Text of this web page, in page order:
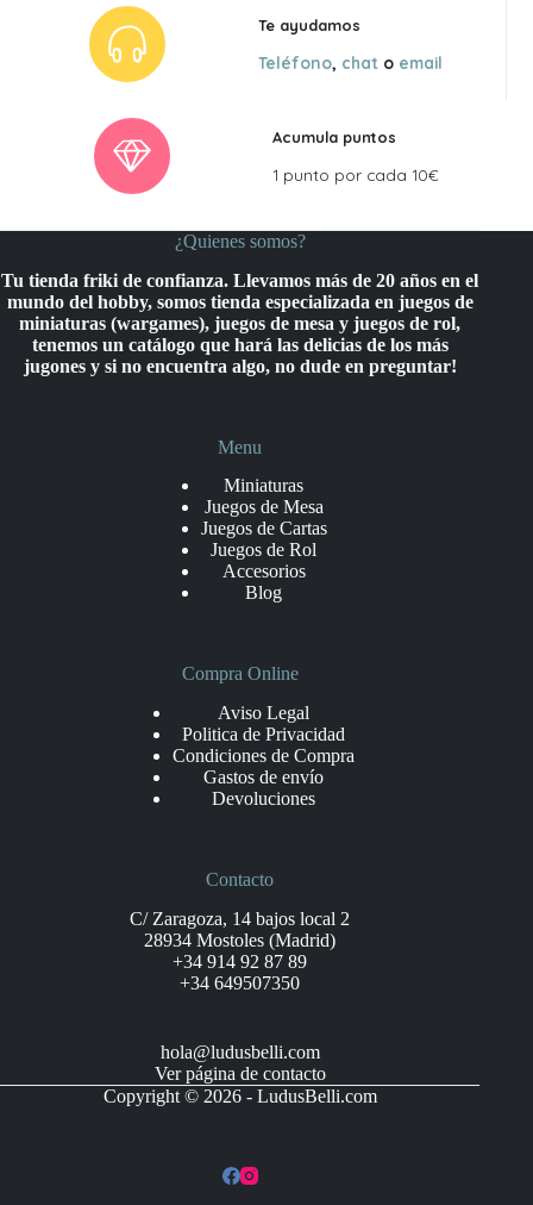
Te ayudamos
Teléfono, chat o email
Acumula puntos
1 punto por cada 10€
¿Quienes somos?
Tu tienda friki de confianza. Llevamos más de 20 años en el
mundo del hobby, somos tienda especializada en juegos de
miniaturas (wargames), juegos de mesa y juegos de rol,
tenemos un catálogo que hará las delicias de los más
jugones y si no encuentra algo, no dude en preguntar!
Menu
Miniaturas
Juegos de Mesa
Juegos de Cartas
Juegos de Rol
Accesorios
Blog
Compra Online
Aviso Legal
Politica de Privacidad
Condiciones de Compra
Gastos de envío
Devoluciones
Contacto
C/ Zaragoza, 14 bajos local 2
28934 Mostoles (Madrid)
+34 914 92 87 89
+34 649507350
hola@ludusbelli.com
Ver página de contacto
Copyright © 2026 - LudusBelli.com